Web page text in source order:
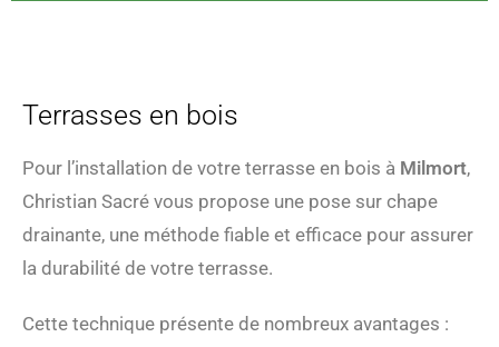
Terrasses en bois
Pour l’installation de votre terrasse en bois à Milmort,
Christian Sacré vous propose une pose sur chape
drainante, une méthode fiable et efficace pour assurer
la durabilité de votre terrasse.
Cette technique présente de nombreux avantages :